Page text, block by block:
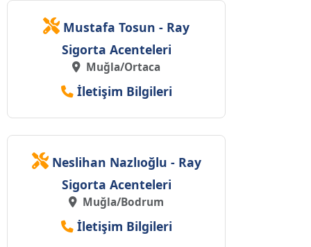
Mustafa Tosun - Ray
Sigorta Acenteleri
Muğla/Ortaca
İletişim Bilgileri
Neslihan Nazlıoğlu - Ray
Sigorta Acenteleri
Muğla/Bodrum
İletişim Bilgileri